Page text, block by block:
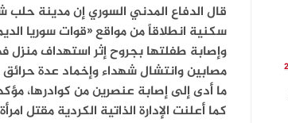
قالالدفاع المدني السوري
سكنية انطلاقاً من مواقع «قوات سوريا
وإصابة طفلتها بجروحإثر استهداف منزل
مصابين وانتشال شهداء وإخماد عدة حرائق
ما أدى إلى إصابة عنصرين من كوادرها،
كما أعلنت الإدارة الذاتية الكردية